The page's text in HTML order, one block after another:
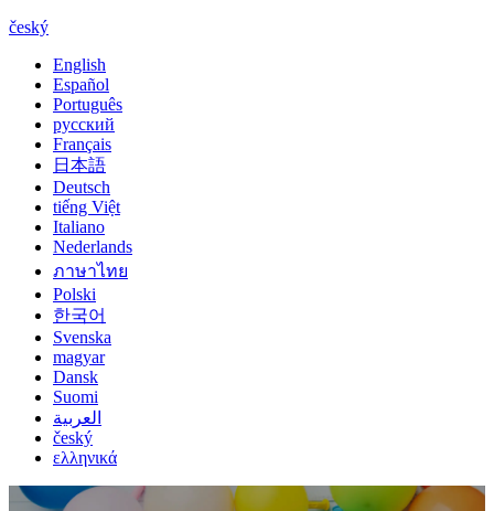
český
English
Español
Português
русский
Français
日本語
Deutsch
tiếng Việt
Italiano
Nederlands
ภาษาไทย
Polski
한국어
Svenska
magyar
Dansk
Suomi
العربية
český
ελληνικά